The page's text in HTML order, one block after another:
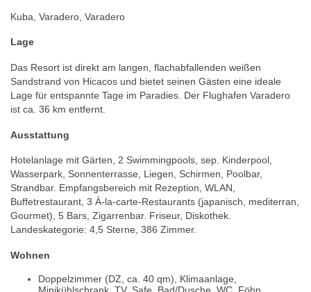
Kuba, Varadero, Varadero
Lage
Das Resort ist direkt am langen, flachabfallenden weißen
Sandstrand von Hicacos und bietet seinen Gästen eine ideale
Lage für entspannte Tage im Paradies. Der Flughafen Varadero
ist ca. 36 km entfernt.
Ausstattung
Hotelanlage mit Gärten, 2 Swimmingpools, sep. Kinderpool,
Wasserpark, Sonnenterrasse, Liegen, Schirmen, Poolbar,
Strandbar. Empfangsbereich mit Rezeption, WLAN,
Buffetrestaurant, 3 À-la-carte-Restaurants (japanisch, mediterran,
Gourmet), 5 Bars, Zigarrenbar. Friseur, Diskothek.
Landeskategorie: 4,5 Sterne, 386 Zimmer.
Wohnen
Doppelzimmer (DZ, ca. 40 qm), Klimaanlage,